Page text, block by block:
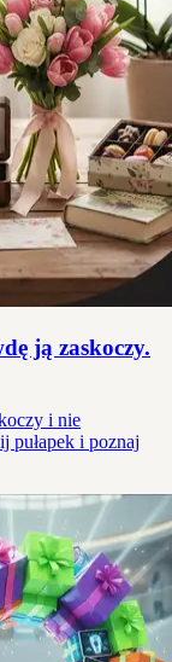
ją zaskoczy.
i nie
pułapek i poznaj